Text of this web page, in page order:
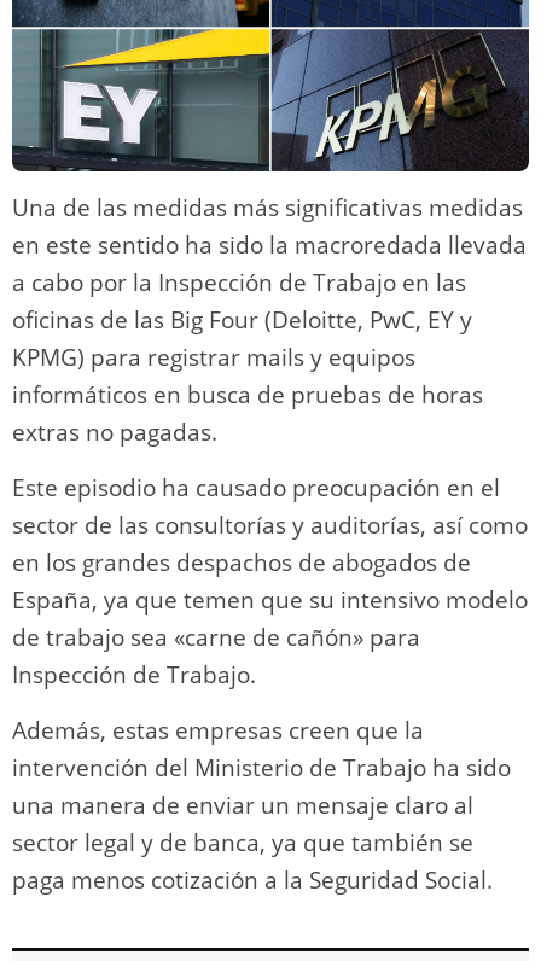
Una de las medidas más significativas medidas
en este sentido ha sido la macroredada llevada
a cabo por la Inspección de Trabajo en las
oficinas de las Big Four (Deloitte, PwC, EY y
KPMG) para registrar mails y equipos
informáticos en busca de pruebas de horas
extras no pagadas.
Este episodio ha causado preocupación en el
sector de las consultorías y auditorías, así como
en los grandes despachos de abogados de
España, ya que temen que su intensivo modelo
de trabajo sea «carne de cañón» para
Inspección de Trabajo.
Además, estas empresas creen que la
intervención del Ministerio de Trabajo ha sido
una manera de enviar un mensaje claro al
sector legal y de banca, ya que también se
paga menos cotización a la Seguridad Social.